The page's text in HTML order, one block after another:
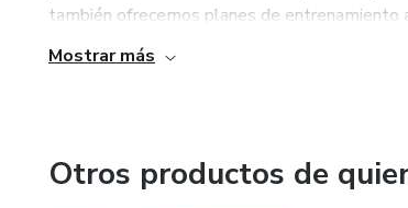
también ofrecemos planes de entrenamiento a
Mostrar más
Otros productos de